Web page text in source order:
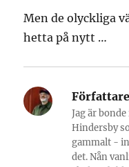
Men de olyckliga
hetta på nytt …
Jag är
Hindersby
gammalt -
det. Nån